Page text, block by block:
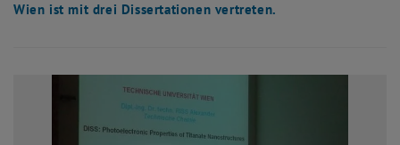
Wien ist mit drei Dissertationen vertreten.